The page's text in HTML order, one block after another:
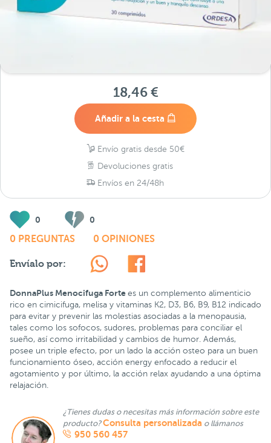
18,46 €
Añadir a la cesta
Envío gratis desde 50€
Devoluciones gratis
Envíos en 24/48h
0 0
0 PREGUNTAS 0 OPINIONES
Envíalo por:
DonnaPlus Menocifuga Forte es un complemento alimenticio
rico en cimicifuga, melisa y vitaminas K2, D3, B6, B9, B12 indicado
para evitar y prevenir las molestias asociadas a la menopausia,
tales como los sofocos, sudores, problemas para conciliar el
sueño, así como irritabilidad y cambios de humor. Además,
posee un triple efecto, por un lado la acción osteo para un buen
funcionamiento óseo, acción energy enfocado a reducir el
agotamiento y por último, la acción relax ayudando a una óptima
relajación.
¿Tienes dudas o necesitas más información sobre este
producto?Consulta personalizada o llámanos
950 560 457